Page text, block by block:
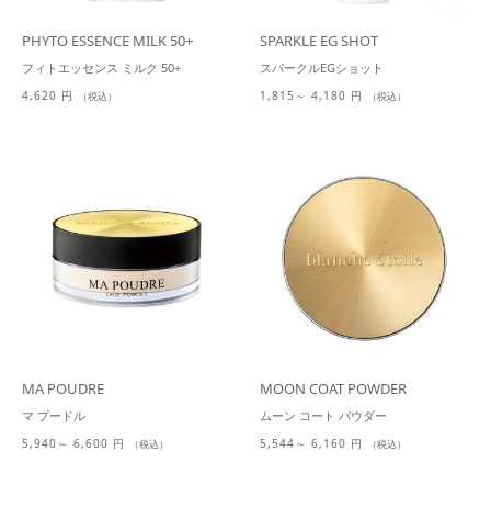
PHYTO ESSENCE MILK 50+
フィトエッセンス ミルク 50+
4,620 円 （税込）
SPARKLE EG SHOT
スパークルEGショット
1,815～ 4,180 円 （税込）
MA POUDRE
マ プードル
5,940～ 6,600 円 （税込）
MOON COAT POWDER
ムーン コート パウダー
5,544～ 6,160 円 （税込）